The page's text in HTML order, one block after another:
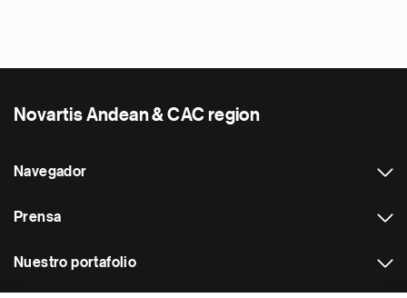
Novartis Andean & CAC region
Navegador
Prensa
Nuestro portafolio